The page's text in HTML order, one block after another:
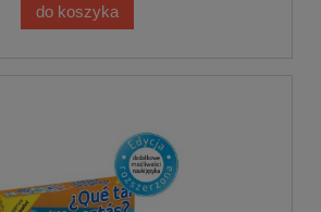
do koszyka